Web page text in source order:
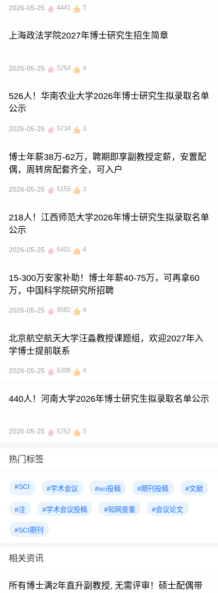
2026-05-25 4441 3
上海政法学院2027年博士研究生招生简章
2026-05-25 5254 4
526人！华南农业大学2026年博士研究生拟录取名单
公示
2026-05-25 5734 3
博士年薪38万-62万，聘期即享副教授定薪，安置配
偶，周转房配套齐全，可入户
2026-05-25 5155 3
218人！江西师范大学2026年博士研究生拟录取名单
公示
2026-05-25 6401 4
15-300万安家补助！博士年薪40-75万，可再拿60
万，中国科学院研究所招聘
2026-05-25 8582 4
北京航空航天大学汪淼教授课题组，欢迎2027年入
学博士提前联系
2026-05-25 6308 4
440人！河南大学2026年博士研究生拟录取名单公示
2026-05-25 5753 3
热门标签
#SCI #学术会议 #sci投稿 #期刊投稿 #文献
#注 #学术会议投稿 #知网查重 #会议论文
#SCI期刊
相关资讯
所有博士满2年直升副教授, 无需评审！硕士配偶带